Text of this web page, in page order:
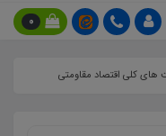
0
کلی اقتصاد مقاومتی